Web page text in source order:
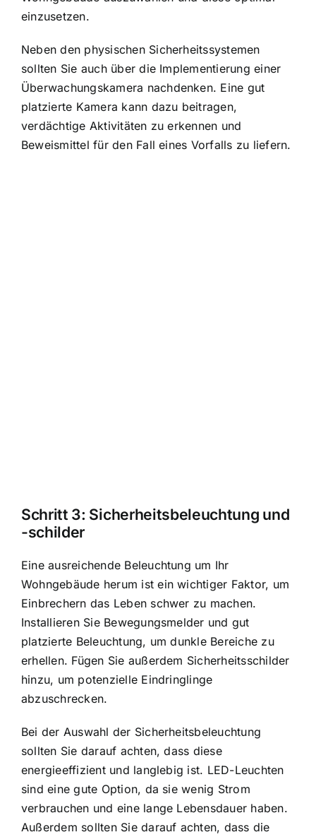
einzusetzen.
Neben den physischen Sicherheitssystemen
sollten Sie auch über die Implementierung einer
Überwachungskamera nachdenken. Eine gut
platzierte Kamera kann dazu beitragen,
verdächtige Aktivitäten zu erkennen und
Beweismittel für den Fall eines Vorfalls zu liefern.
Schritt 3: Sicherheitsbeleuchtung und
-schilder
Eine ausreichende Beleuchtung um Ihr
Wohngebäude herum ist ein wichtiger Faktor, um
Einbrechern das Leben schwer zu machen.
Installieren Sie Bewegungsmelder und gut
platzierte Beleuchtung, um dunkle Bereiche zu
erhellen. Fügen Sie außerdem Sicherheitsschilder
hinzu, um potenzielle Eindringlinge
abzuschrecken.
Bei der Auswahl der Sicherheitsbeleuchtung
sollten Sie darauf achten, dass diese
energieeffizient und langlebig ist. LED-Leuchten
sind eine gute Option, da sie wenig Strom
verbrauchen und eine lange Lebensdauer haben.
Außerdem sollten Sie darauf achten, dass die